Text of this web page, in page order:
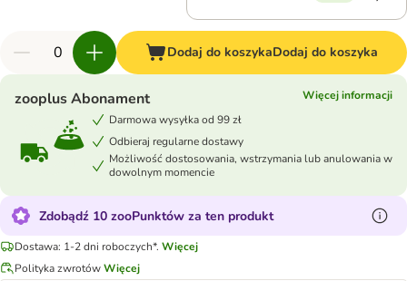
Dodaj do koszykaDodaj do koszyka
zooplus Abonament
Więcej informacji
Darmowa wysyłka od 99 zł
Odbieraj regularne dostawy
Możliwość dostosowania, wstrzymania lub anulowania w
dowolnym momencie
Zdobądź 10 zooPunktów za ten produkt
Dostawa: 1-2 dni roboczych*. Więcej
Polityka zwrotówWięcej